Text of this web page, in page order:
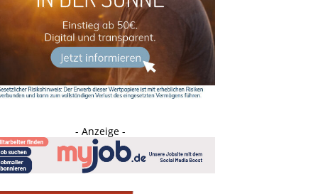
- Anzeige -